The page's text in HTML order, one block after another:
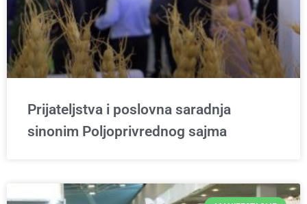
Prijateljstva i poslovna saradnja
sinonim Poljoprivrednog sajma